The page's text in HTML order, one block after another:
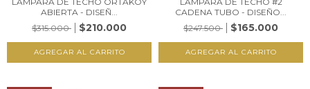
ABIERTA - DISEÑ...
$315.000
$210.000
CADENA TUBO - DISEÑO...
$247.500
$165.000